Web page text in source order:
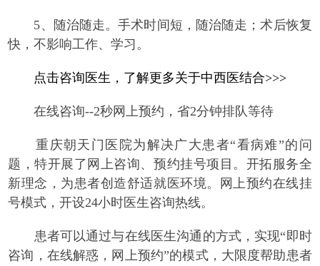
5、随治随走。手术时间短，随治随走；术后恢复
快，不影响工作、学习。
点击咨询医生，了解更多关于中西医结合>>>
在线咨询--2秒网上预约，省2分钟排队等待
重庆朝天门医院为解决广大患者“看病难”的问
题，特开展了网上咨询、预约挂号项目。开拓服务全
新理念，为患者创造舒适就医环境。网上预约在线挂
号模式，开设24小时医生咨询热线。
患者可以通过与在线医生沟通的方式，实现“即时
咨询，在线解惑，网上预约”的模式，大限度帮助患者